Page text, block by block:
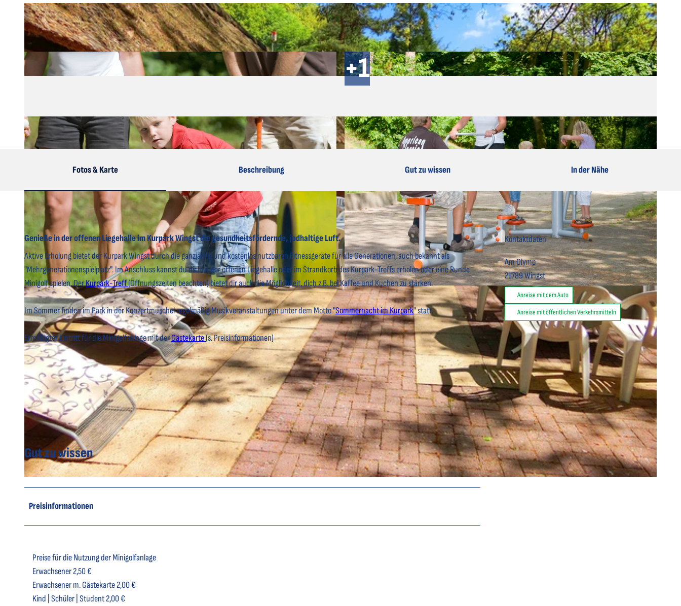
© Bernd Otten Photographie | CC-BY © Bernd Otten Photographie | CC-BY
Fotos & Karte Beschreibung Gut zu wissen In der Nähe
Genieße in der offenen Liegehalle im Kurpark Wingst die gesundheitsfördernde, jodhaltige Luft.
Aktive Erholung bietet der Kurpark Wingst durch die ganzjährig und kostenlos nutzbaren Fitnessgeräte für alle Generationen, auch bekannt als
"Mehrgenerationenspielplatz". Im Anschluss kannst du dich in der offenen Liegehalle oder im Strandkorb des Kurpark-Treffs erholen oder eine Runde
Minigolf spielen. DerKurpark-Treff(Öffnungszeiten beachten) bietet dir auch die Möglichkeit, dich z.B. bei Kaffee und Kuchen zu stärken.
Im Sommer finden im Park in der Konzertmuschel regelmäßig Musikveranstaltungen unter dem Motto "Sommernacht im Kurpark" statt.
Ermäßigter Eintritt für die Minigolfanlage mit derGästekarte(s. Preisinformationen)
Gut zu wissen
Preisinformationen
Preise für die Nutzung der Minigolfanlage
Erwachsener 2,50 €
Erwachsener m. Gästekarte 2,00 €
Kind | Schüler | Student 2,00 €
Kontaktdaten
Am Olymp
21789Wingst
Anreise mit dem Auto
Anreise mit öffentlichen Verkehrsmitteln